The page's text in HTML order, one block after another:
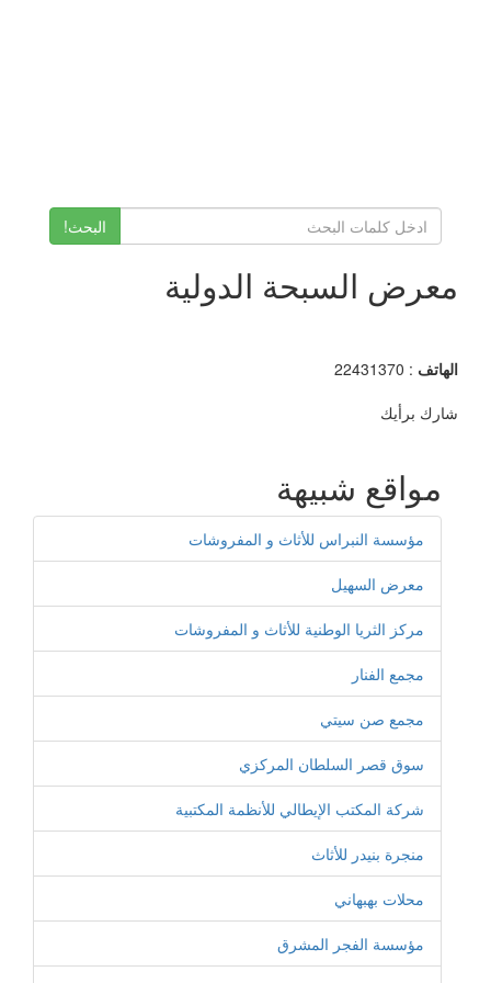
البحث!
معرض السبحة الدولية
الهاتف : 22431370
شارك برأيك
مواقع شبيهة
مؤسسة النبراس للأثاث و المفروشات
معرض السهيل
مركز الثريا الوطنية للأثاث و المفروشات
مجمع الفنار
مجمع صن سيتي
سوق قصر السلطان المركزي
شركة المكتب الإيطالي للأنظمة المكتبية
منجرة بنيدر للأثاث
محلات بهبهاني
مؤسسة الفجر المشرق